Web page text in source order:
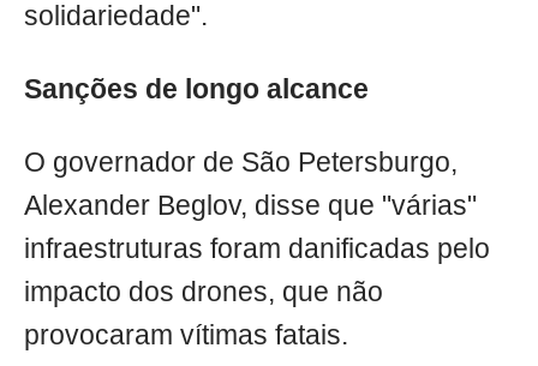
solidariedade".
Sanções de longo alcance
O governador de São Petersburgo,
Alexander Beglov, disse que "várias"
infraestruturas foram danificadas pelo
impacto dos drones, que não
provocaram vítimas fatais.